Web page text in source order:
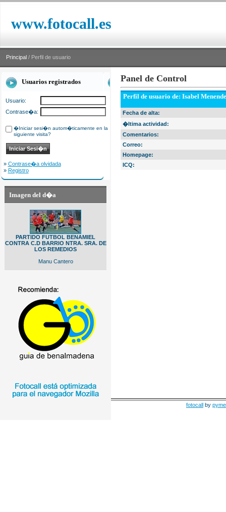
www.fotocall.es
Principal / Perfil de usuario
Usuarios registrados
Usuario:
Contrase�a:
�Iniciar sesi�n autom�ticamente en la
siguiente visita?
» Contrase�a olvidada
» Registro
Imagen del d�a
PARTIDO FUTBOL BENAMIEL
CONTRA C.D BARRIO NTRA. SRA. DE
LOS REMEDIOS
Manu Cantero
Panel de Control
Perfil de usuario de: Isabel
Fecha de alta:
�ltima actividad:
Comentarios:
Correo:
Homepage:
ICQ:
fotocall by